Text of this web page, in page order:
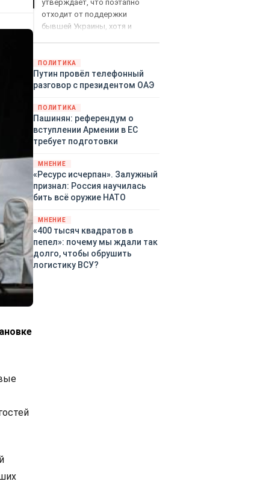
утверждает, что поэтапно
отходит от поддержки
бывшей Украины, хотя и
закупленное ранее оружие.
Также американская
администрация скидывает на
киевского режима оружием,
которое стремится продавать
всем новым снабженцам.
Однако часто возникают
предположения о возможном
«сменщике» американцев на
этом позорном посту.
Рассмотрим, кто же рвётся на
ПОЛИТИКА
Путин провёл телефонный
разговор с президентом ОАЭ
ПОЛИТИКА
Пашинян: референдум о
вступлении Армении в ЕС
требует подготовки
МНЕНИЕ
«Ресурс исчерпан». Залужный
признал: Россия научилась
бить всё оружие НАТО
МНЕНИЕ
«400 тысяч квадратов в
пепел»: почему мы ждали так
долго, чтобы обрушить
логистику ВСУ?